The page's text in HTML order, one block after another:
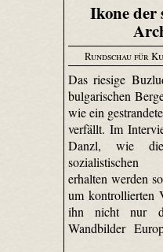
Ikone der
Rundschau für
Das riesige
bulgarischen
wie ein
verfällt. Im
Danzl, wie
sozialistischen
erhalten werden
um kontrollierten
ihn nicht nur
Wandbilder